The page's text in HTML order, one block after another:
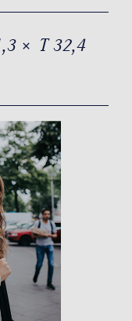
× T 32,4